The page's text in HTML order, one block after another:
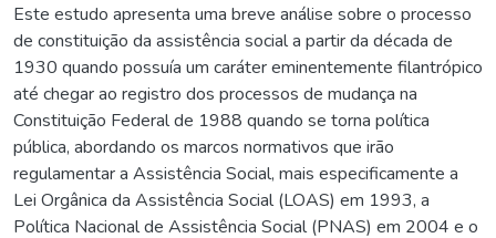
Este estudo apresenta uma breve análise sobre o processo
de constituição da assistência social a partir da década de
1930 quando possuía um caráter eminentemente filantrópico
até chegar ao registro dos processos de mudança na
Constituição Federal de 1988 quando se torna política
pública, abordando os marcos normativos que irão
regulamentar a Assistência Social, mais especificamente a
Lei Orgânica da Assistência Social (LOAS) em 1993, a
Política Nacional de Assistência Social (PNAS) em 2004 e o